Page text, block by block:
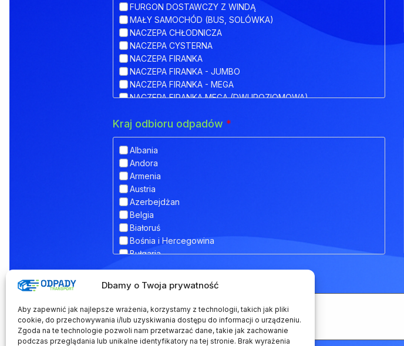
Dbamy o Twoja prywatność
Aby zapewnić jak najlepsze wrażenia, korzystamy z technologii, takich jak pliki
cookie, do przechowywania i/lub uzyskiwania dostępu do informacji o urządzeniu.
Zgoda na te technologie pozwoli nam przetwarzać dane, takie jak zachowanie
podczas przeglądania lub unikalne identyfikatory na tej stronie. Brak wyrażenia
FURGON DOSTAWCZY Z WINDĄ
MAŁY SAMOCHÓD (BUS, SOLÓWKA)
NACZEPA CHŁODNICZA
NACZEPA CYSTERNA
NACZEPA FIRANKA
NACZEPA FIRANKA - JUMBO
NACZEPA FIRANKA - MEGA
NACZEPA FIRANKA MEGA (DWUPOZIOMOWA)
NACZEPA HAKOWA Z PRZYCZEPĄ
NACZEPA IZOTERMA
NACZEPA KŁONICOWA
NACZEPA KONTENEROWA
NACZEPA MEGA (NISKOPODWOZIOWA)
NACZEPA NISKOPODWOZIOWA
NACZEPA NISKOPODWOZIOWA Z OBNIŻONYM POKŁADEM
NACZEPA ODKRYTA (FLATBED)
NACZEPA PLATFORMA
NACZEPA PLATFORMOWA BDF
NACZEPA PRZEZNACZONA DO TRANSPORTU ZWIERZĄT
NACZEPA TELEMEGA
NACZEPA TYPU INLOADER
NACZEPA TYPU JOLODA
NACZEPA TYPU JUMBO
Kraj odbioru odpadów *
Albania
Andora
Armenia
Austria
Azerbejdżan
Belgia
Białoruś
Bośnia i Hercegowina
Bułgaria
Czarnogóra
Czechy
Dania
Estonia
Dodatkowe informacje